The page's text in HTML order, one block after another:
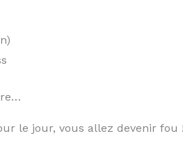
le jour, vous allez devenir